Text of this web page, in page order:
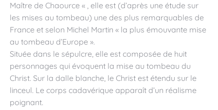
Maître de Chaource « , elle est (d’après une étude sur
les mises au tombeau) une des plus remarquables de
France et selon Michel Martin « la plus émouvante mise
au tombeau d’Europe ».
Située dans le sépulcre, elle est composée de huit
personnages qui évoquent la mise au tombeau du
Christ. Sur la dalle blanche, le Christ est étendu sur le
linceul. Le corps cadavérique apparaît d’un réalisme
poignant.